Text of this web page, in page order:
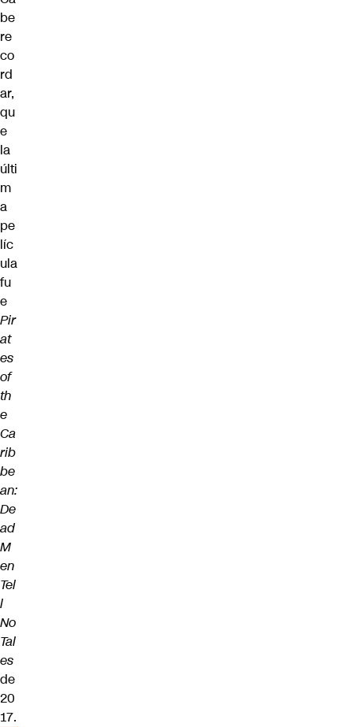
be
re
co
rd
ar,
qu
e
la
últi
m
a
pe
líc
ula
fu
e
Pir
at
es
of
th
e
Ca
rib
be
an:
De
ad
M
en
Tel
l
No
Tal
es
de
20
17.